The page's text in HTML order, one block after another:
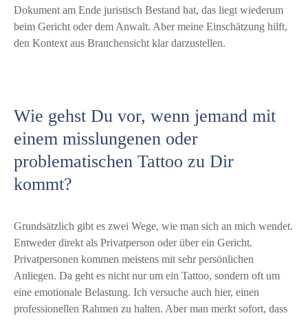
Dokument am Ende juristisch Bestand hat, das liegt wiederum
beim Gericht oder dem Anwalt. Aber meine Einschätzung hilft,
den Kontext aus Branchensicht klar darzustellen.
Wie gehst Du vor, wenn jemand mit
einem misslungenen oder
problematischen Tattoo zu Dir
kommt?
Grundsätzlich gibt es zwei Wege, wie man sich an mich wendet.
Entweder direkt als Privatperson oder über ein Gericht.
Privatpersonen kommen meistens mit sehr persönlichen
Anliegen. Da geht es nicht nur um ein Tattoo, sondern oft um
eine emotionale Belastung. Ich versuche auch hier, einen
professionellen Rahmen zu halten. Aber man merkt sofort, dass